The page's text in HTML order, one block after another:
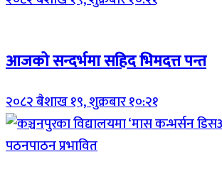
आजको सन्दर्भमा सहिद भिमदत्त पन्त
२०८२ बैशाख १९, शुक्रबार १०:२१